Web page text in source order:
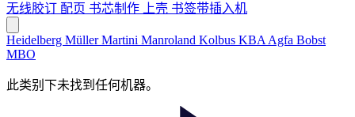
无线胶订 配页 书芯制作 上壳 书签带插入机
Heidelberg Müller Martini Manroland Kolbus KBA Agfa Bobst
MBO
此类别下未找到任何机器。